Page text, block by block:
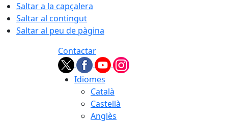
Saltar a la capçalera
Saltar al contingut
Saltar al peu de pàgina
Contactar
Idiomes
Català
Castellà
Anglès